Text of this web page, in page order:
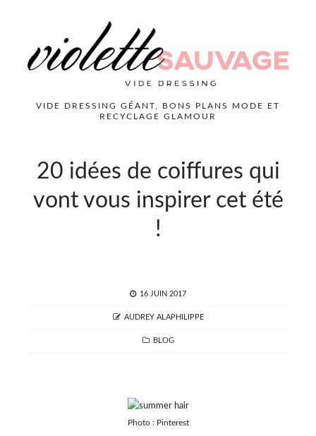
VIDE DRESSING GÉANT, BONS PLANS MODE ET
RECYCLAGE GLAMOUR
20 idées de coiffures qui
vont vous inspirer cet été
!
POSTED
16 JUIN 2017
AUTHOR
AUDREY ALAPHILIPPE
CATEGORIES
BLOG
Photo : Pinterest